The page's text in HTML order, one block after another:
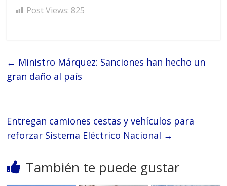
Post Views: 825
← Ministro Márquez: Sanciones han hecho un
gran daño al país
Entregan camiones cestas y vehículos para
reforzar Sistema Eléctrico Nacional →
También te puede gustar